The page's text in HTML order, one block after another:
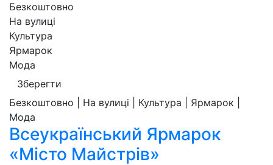
Безкоштовно
На вулиці
Культура
Ярмарок
Мода
Зберегти
Безкоштовно | На вулиці | Культура | Ярмарок |
Мода
Всеукраїнський Ярмарок
«Місто Майстрів»